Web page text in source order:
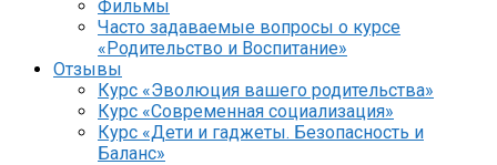
Фильмы
Часто задаваемые вопросы о курсе
«Родительство и Воспитание»
Отзывы
Курс «Эволюция вашего родительства»
Курс «Современная социализация»
Курс «Дети и гаджеты. Безопасность и
Баланс»